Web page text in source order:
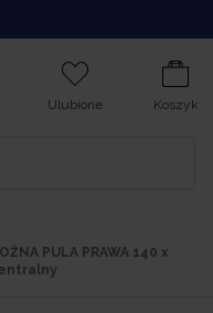
Ulubione Koszyk
PULA PRAWA 140 x